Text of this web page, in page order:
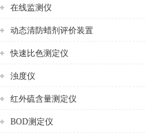
在线监测仪
动态清防蜡剂评价装置
快速比色测定仪
浊度仪
红外硫含量测定仪
BOD测定仪